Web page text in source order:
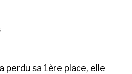
perdu sa 1ère place, elle